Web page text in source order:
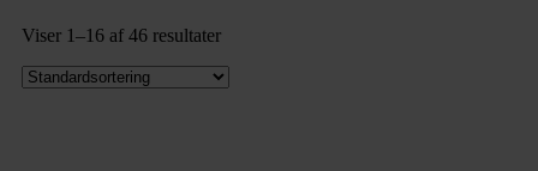
Viser 1–16 af 46 resultater